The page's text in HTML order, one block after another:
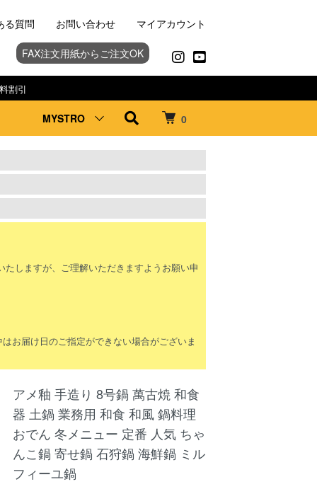
0
割引
MYSTRO
る質問 お問い合わせ マイアカウント
FAX注文用紙からご注文OK
しますが、ご理解いただきますようお願い申
お届け日のご指定ができない場合がございま
アメ釉 手造り 8号鍋 萬古焼 和食
器 土鍋 業務用 和食 和風 鍋料理
おでん 冬メニュー 定番 人気 ちゃ
んこ鍋 寄せ鍋 石狩鍋 海鮮鍋 ミル
フィーユ鍋